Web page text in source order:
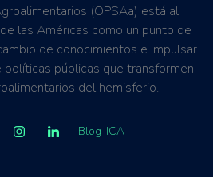
(OPSAa) está al
las Américas como un punto de
de conocimientos e impulsar
políticas públicas que transformen
del hemisferio.
Blog IICA